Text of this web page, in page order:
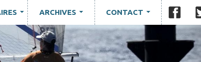
...
ARCHIVES CONTACT